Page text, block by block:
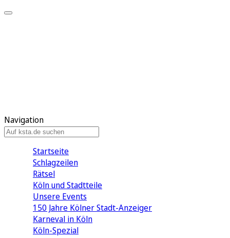
Navigation
Startseite
Schlagzeilen
Rätsel
Köln und Stadtteile
Unsere Events
150 Jahre Kölner Stadt-Anzeiger
Karneval in Köln
Köln-Spezial